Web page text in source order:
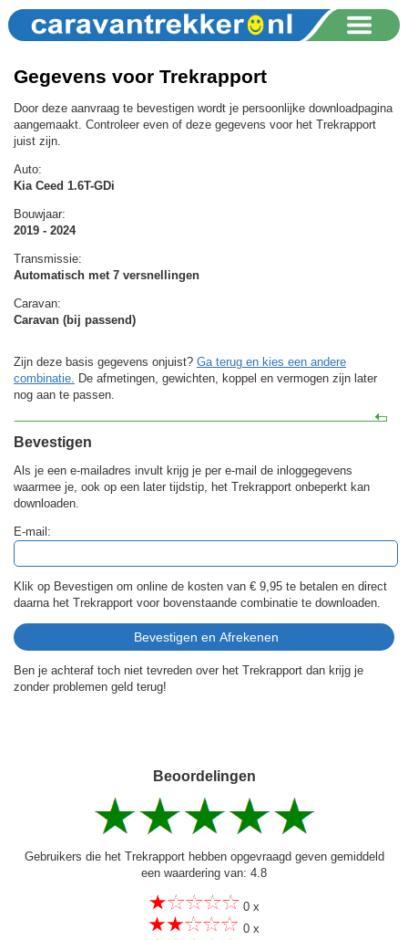
Gegevens voor Trekrapport
Door deze aanvraag te bevestigen wordt je persoonlijke downloadpagina
aangemaakt. Controleer even of deze gegevens voor het Trekrapport
juist zijn.
Auto:
Kia Ceed 1.6T-GDi
Bouwjaar:
2019 - 2024
Transmissie:
Automatisch met 7 versnellingen
Caravan:
Caravan (bij passend)
Zijn deze basis gegevens onjuist? Ga terug en kies een andere
combinatie. De afmetingen, gewichten, koppel en vermogen zijn later
nog aan te passen.
Bevestigen
Als je een e-mailadres invult krijg je per e-mail de inloggegevens
waarmee je, ook op een later tijdstip, het Trekrapport onbeperkt kan
downloaden.
E-mail:
Klik op Bevestigen om online de kosten van € 9,95 te betalen en direct
daarna het Trekrapport voor bovenstaande combinatie te downloaden.
Ben je achteraf toch niet tevreden over het Trekrapport dan krijg je
zonder problemen geld terug!
Beoordelingen
Gebruikers die het Trekrapport hebben opgevraagd geven gemiddeld
een waardering van: 4.8
0 x
0 x